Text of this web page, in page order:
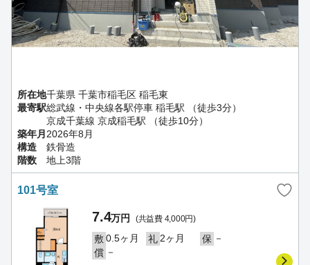
所在地千葉県 千葉市稲毛区 稲毛東
最寄駅総武線・中央線各駅停車 稲毛駅 （徒歩3分）
京成千葉線 京成稲毛駅 （徒歩10分）
築年月 2026年8月
構造
鉄骨造
階数
地上3階
101号室
7.4万円 (共益費 4,000円)
敷0.5ヶ月 礼 2ヶ月 保 －
償 －